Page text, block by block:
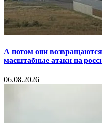
А потом они
масштабные атаки на
06.08.2026